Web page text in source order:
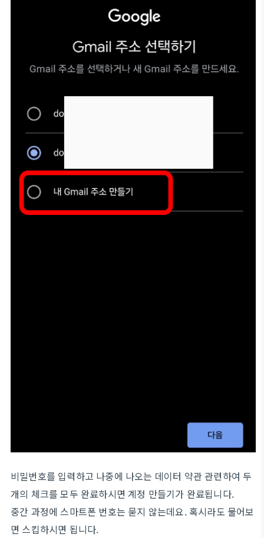
비밀번호를 입력하고 나중에 나오는 데이터 약관 관련하여 두
개의 체크를 모두 완료하시면 계정 만들기가 완료됩니다.
중간 과정에 스마트폰 번호는 묻지 않는데요. 혹시라도 물어보
면 스킵하시면 됩니다.